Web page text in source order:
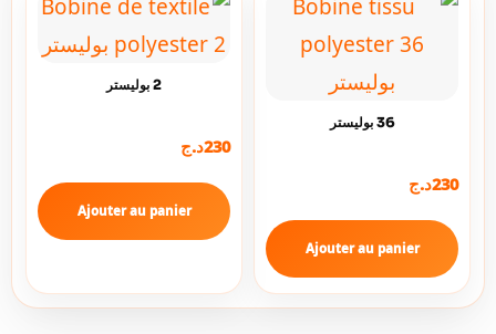
36 بوليستر
230د.ج
Ajouter au panier
2 بوليستر
230د.ج
Ajouter au panier